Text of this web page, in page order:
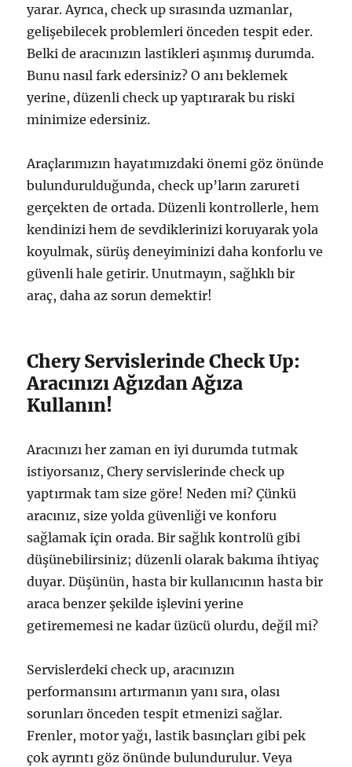
yarar. Ayrıca, check up sırasında uzmanlar,
gelişebilecek problemleri önceden tespit eder.
Belki de aracınızın lastikleri aşınmış durumda.
Bunu nasıl fark edersiniz? O anı beklemek
yerine, düzenli check up yaptırarak bu riski
minimize edersiniz.
Araçlarımızın hayatımızdaki önemi göz önünde
bulundurulduğunda, check up’ların zarureti
gerçekten de ortada. Düzenli kontrollerle, hem
kendinizi hem de sevdiklerinizi koruyarak yola
koyulmak, sürüş deneyiminizi daha konforlu ve
güvenli hale getirir. Unutmayın, sağlıklı bir
araç, daha az sorun demektir!
Chery Servislerinde Check Up:
Aracınızı Ağızdan Ağıza
Kullanın!
Aracınızı her zaman en iyi durumda tutmak
istiyorsanız, Chery servislerinde check up
yaptırmak tam size göre! Neden mi? Çünkü
aracınız, size yolda güvenliği ve konforu
sağlamak için orada. Bir sağlık kontrolü gibi
düşünebilirsiniz; düzenli olarak bakıma ihtiyaç
duyar. Düşünün, hasta bir kullanıcının hasta bir
araca benzer şekilde işlevini yerine
getirememesi ne kadar üzücü olurdu, değil mi?
Servislerdeki check up, aracınızın
performansını artırmanın yanı sıra, olası
sorunları önceden tespit etmenizi sağlar.
Frenler, motor yağı, lastik basınçları gibi pek
çok ayrıntı göz önünde bulundurulur. Veya